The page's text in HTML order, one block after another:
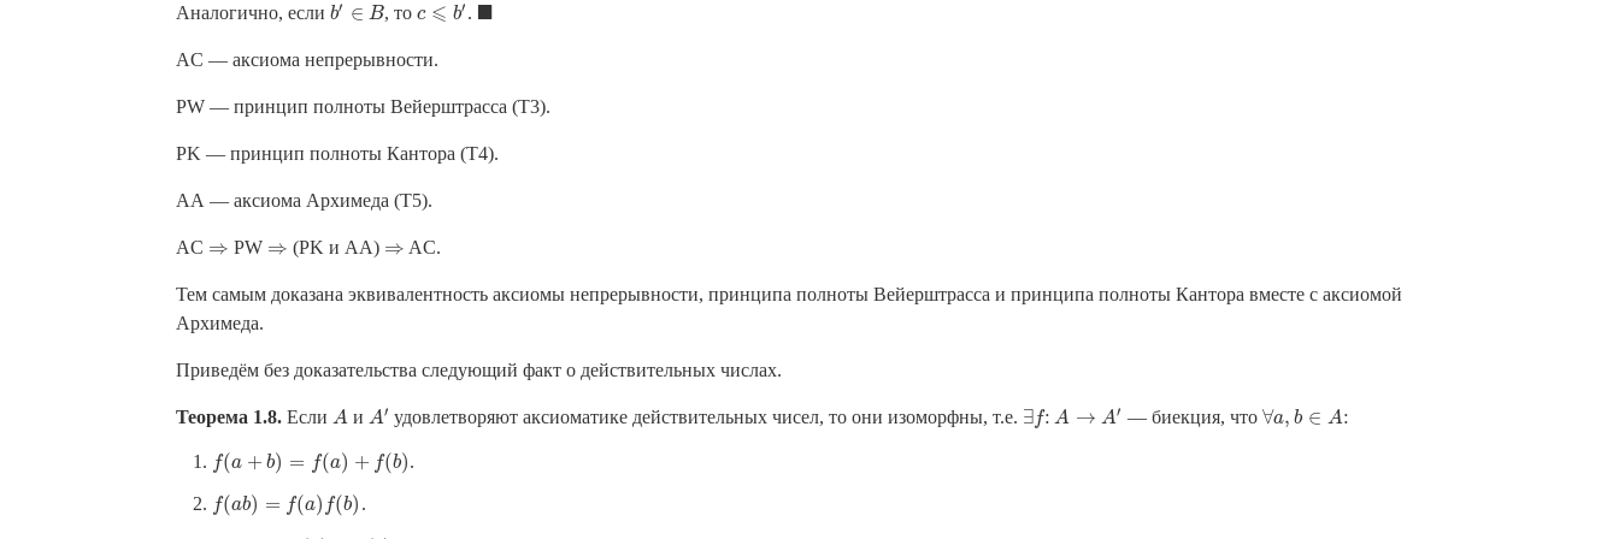
Аналогично, если b′ ∈ B
b′ ∈B , тоc ⩽ b′
c⩽b ′ . ■
◼
AC — аксиома непрерывности.
PW — принцип полноты Вейерштрасса (Т3).
PK — принцип полноты Кантора (Т4).
AA — аксиома Архимеда (Т5).
AC ⇒
⇒ PW ⇒
⇒ (PK и AA) ⇒
⇒ AC.
Тем самым доказана эквивалентность аксиомы непрерывности, принципа полноты Вейерштрасса и принципа полноты Кантора вместе с аксиомой
Архимеда.
Приведём без доказательства следующий факт о действительных числах.
Теорема 1.8.Если A
A и A′
A′ удовлетворяют аксиоматике действительных чисел, то они изоморфны, т.е. ∃f: A → A′
∃f:A→A′ — биекция, что∀a, b ∈ A:
∀a, b∈A:
f(a + b) = f(a) + f(b)
f(a+ b)=f( )+ (b) .
f(ab) = f(a) f(b)
f(ab)= (a) f(b) .